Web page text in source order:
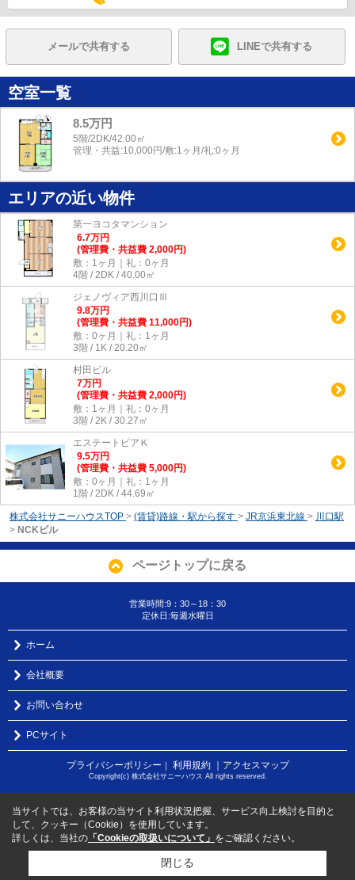
メールで共有する LINEで共有する
空室一覧
8.5万円
5階/2DK/42.00㎡
管理・共益:10,000円/敷:1ヶ月/礼:0ヶ月
エリアの近い物件
第一ヨコタマンション
6.7万円
(管理費・共益費 2,000円)
敷：1ヶ月｜礼：0ヶ月
4階 / 2DK / 40.00㎡
ジェノヴィア西川口Ⅲ
9.8万円
(管理費・共益費 11,000円)
敷：0ヶ月｜礼：1ヶ月
3階 / 1K / 20.20㎡
村田ビル
7万円
(管理費・共益費 2,000円)
敷：1ヶ月｜礼：0ヶ月
3階 / 2K / 30.27㎡
エステートピアＫ
9.5万円
(管理費・共益費 5,000円)
敷：0ヶ月｜礼：1ヶ月
1階 / 2DK / 44.69㎡
株式会社サニーハウスTOP > (賃貸)路線・駅から探す > JR京浜東北線 > 川口駅
> NCKビル
ページトップに戻る
営業時間:9：30～18：30
定休日:毎週水曜日
ホーム
会社概要
お問い合わせ
PCサイト
プライバシーポリシー ｜ 利用規約 ｜アクセスマップ
Copyright(c) 株式会社サニーハウス All rights reserved.
当サイトでは、お客様の当サイト利用状況把握、サービス向上検討を目的と
して、クッキー（Cookie）を使用しています。
詳しくは、当社の 「Cookieの取扱いについて」 をご確認ください。
閉じる